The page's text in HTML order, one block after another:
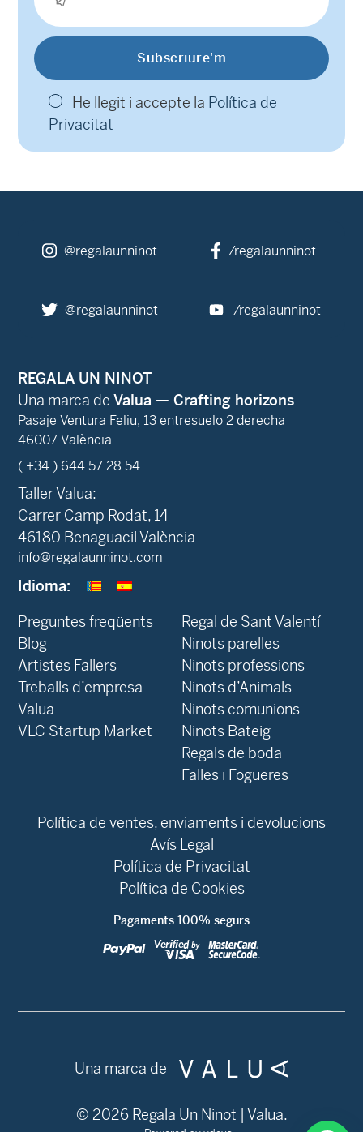
He llegit i accepte la Política de
Privacitat
@regalaunninot /regalaunninot
@regalaunninot /regalaunninot
REGALA UN NINOT
Una marca de Valua — Crafting horizons
Pasaje Ventura Feliu, 13 entresuelo 2 derecha
46007 València
( +34 ) 644 57 28 54
Taller Valua:
Carrer Camp Rodat, 14
46180 Benaguacil València
info@regalaunninot.com
Idioma:
Preguntes freqüents
Blog
‍Artistes Fallers
Treballs d’empresa –
Valua
VLC Startup Market
Regal de Sant Valentí
Ninots parelles
Ninots professions
Ninots d’Animals
Ninots comunions
Ninots Bateig
Regals de boda
Falles i Fogueres
Política de ventes, enviaments i devolucions
Avís Legal
Política de Privacitat
Política de Cookies
Pagaments 100% segurs
© 2026 Regala Un Ninot | Valua.
Una marca de